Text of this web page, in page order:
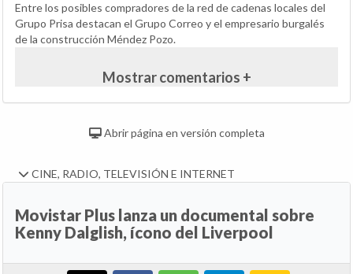
Entre los posibles compradores de la red de cadenas locales del
Grupo Prisa destacan el Grupo Correo y el empresario burgalés
de la construcción Méndez Pozo.
Mostrar comentarios +
Abrir página en versión completa
CINE, RADIO, TELEVISIÓN E INTERNET
Movistar Plus lanza un documental sobre
Kenny Dalglish, ícono del Liverpool